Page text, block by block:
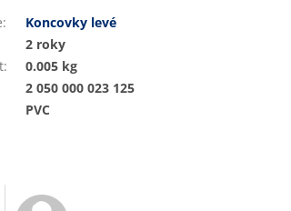
:
Koncovky levé
2 roky
:
0.005 kg
2 050 000 023 125
PVC